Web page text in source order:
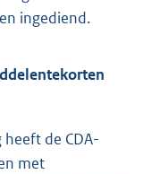
ingediend.
de CDA-
met